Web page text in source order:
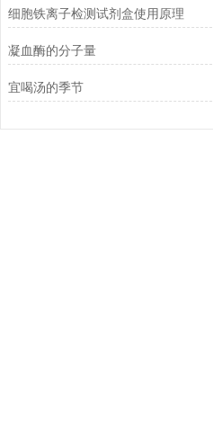
细胞铁离子检测试剂盒使用原理
凝血酶的分子量
宜喝汤的季节